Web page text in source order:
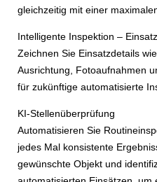
gleichzeitig mit einer
Intelligente Inspektion –
Zeichnen Sie Einsatzdetails
Ausrichtung, Fotoaufnahmen
für zukünftige automatisierte
KI-Stellenüberprüfung
Automatisieren Sie
jedes Mal konsistente
gewünschte Objekt und